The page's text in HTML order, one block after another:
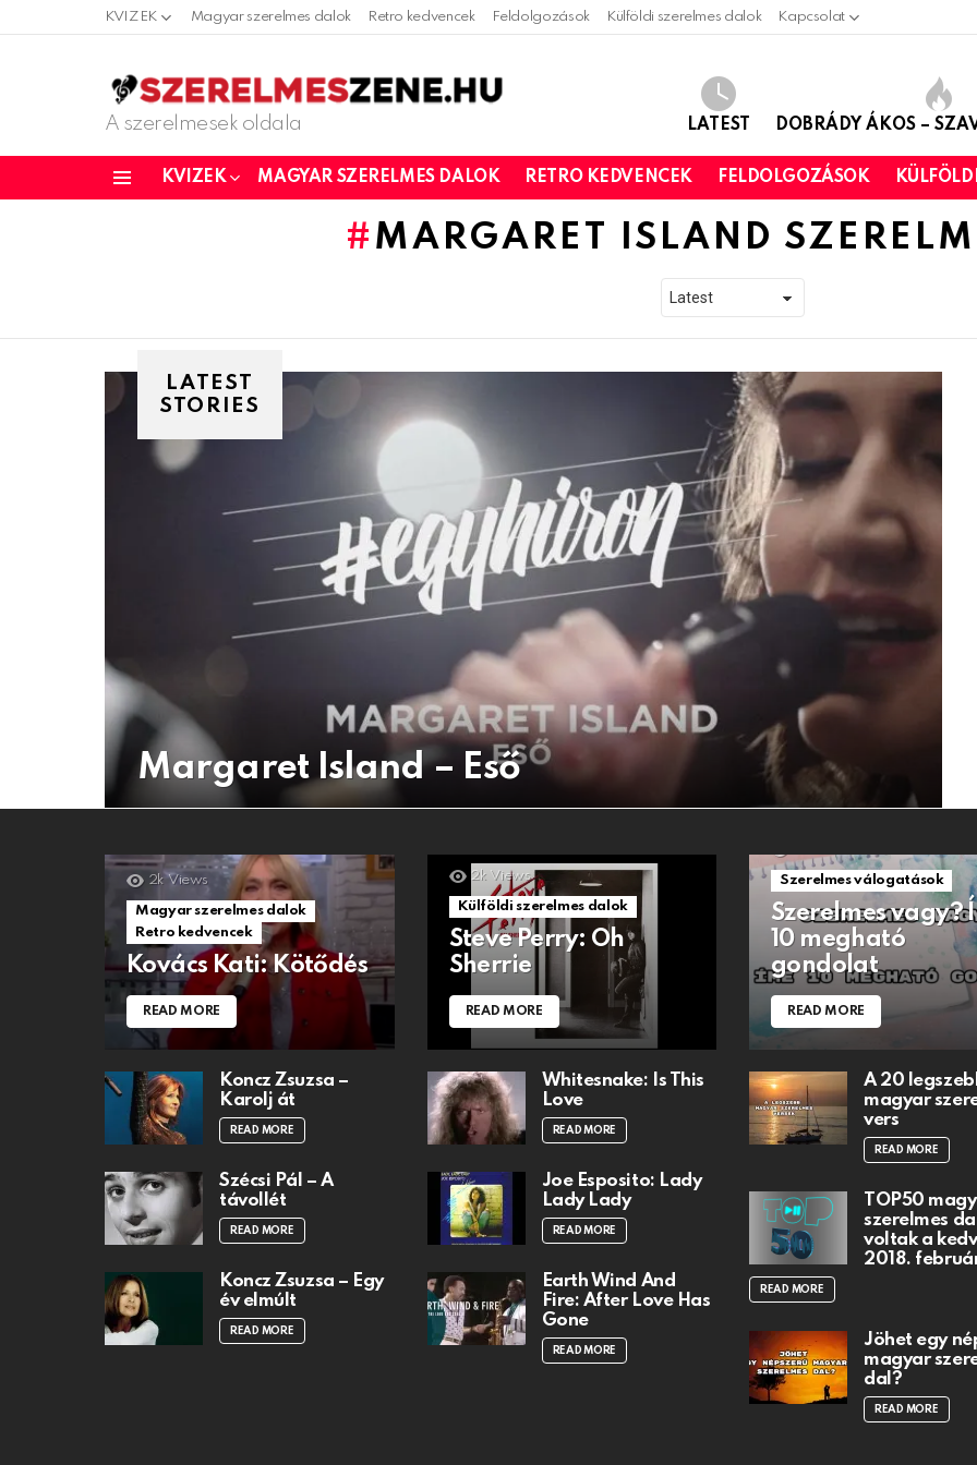
KVIZEK Magyar szerelmes dalok Retro kedvencek Feldolgozások Külföldi szerelmes dalok Kapcsolat
A szerelmesek oldala LATEST DOBRÁDY ÁKOS –
KVIZEK MAGYAR SZERELMES DALOK RETRO KEDVENCEK FELDOLGOZÁSOK
MARGARET ISLAND
LATEST
STORIES
Margaret Island – Eső
2k Views
Magyar szerelmes dalok
Retro kedvencek
Kovács Kati: Kötődés
READ MORE
Koncz Zsuzsa –
Karolj át
READ MORE
Szécsi Pál – A
távollét
READ MORE
Koncz Zsuzsa – Egy
év elmúlt
READ MORE
2k Views
Külföldi szerelmes dalok
Steve Perry: Oh
Sherrie
READ MORE
Whitesnake: Is This
Love
READ MORE
Joe Esposito: Lady
Lady Lady
READ MORE
Earth Wind And
Fire: After Love Has
Gone
READ MORE
Szerelmes válogatások
Szerelmes vagy?
10 megható
gondolat
READ MORE
A 20
magyar
vers
READ MORE
TOP50
szerelmes
voltak a
2018.
READ MORE
Jöhet egy
magyar
dal?
READ MORE